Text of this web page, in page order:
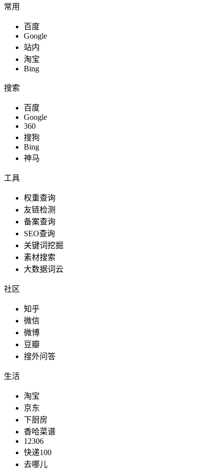
常用
百度
Google
站内
淘宝
Bing
搜索
百度
Google
360
搜狗
Bing
神马
工具
权重查询
友链检测
备案查询
SEO查询
关键词挖掘
素材搜索
大数据词云
社区
知乎
微信
微博
豆瓣
搜外问答
生活
淘宝
京东
下厨房
香哈菜谱
12306
快递100
去哪儿